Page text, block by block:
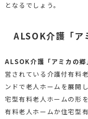
となるでしょう。
ALSOK介護「ア
ALSOK介護「アミカの郷
営されている介護付有料
ンドで老人ホームを展開
宅型有料老人ホームの形
有料老人ホームか住宅型